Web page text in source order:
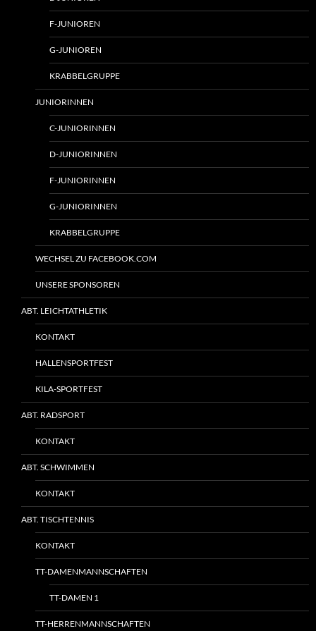
F-JUNIOREN
G-JUNIOREN
KRABBELGRUPPE
JUNIORINNEN
C-JUNIORINNEN
D-JUNIORINNEN
F-JUNIORINNEN
G-JUNIORINNEN
KRABBELGRUPPE
WECHSEL ZU FACEBOOK.COM
UNSERE SPONSOREN
ABT. LEICHTATHLETIK
KONTAKT
HALLENSPORTFEST
KILA-SPORTFEST
ABT. RADSPORT
KONTAKT
ABT. SCHWIMMEN
KONTAKT
ABT. TISCHTENNIS
KONTAKT
TT-DAMENMANNSCHAFTEN
TT-DAMEN 1
TT-HERRENMANNSCHAFTEN